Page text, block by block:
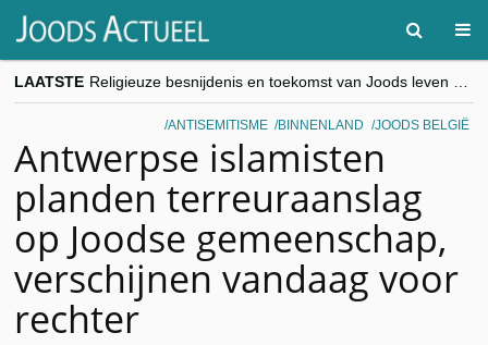
LAATSTE
“Besnijdenisdebat toont hoe moeilijk seculiere Westen minderheden begrijpt”, Jinnih Beels (Vooruit)
CITYTRIP | ROEMENIË – Boekarest: de verrassing van Oost-Europa
ANTISEMITISME BINNENLAND JOODS BELGIË
Antwerpse islamisten
planden terreuraanslag
op Joodse gemeenschap,
verschijnen vandaag voor
rechter